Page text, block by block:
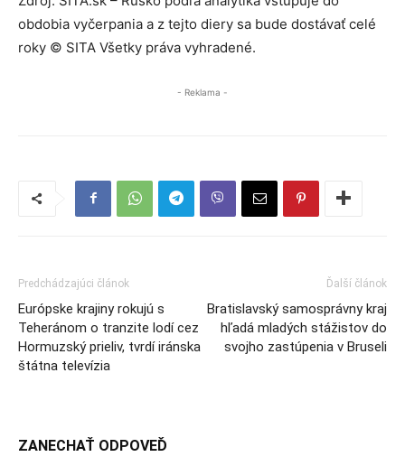
obdobia vyčerpania a z tejto diery sa bude dostávať celé
roky © SITA Všetky práva vyhradené.
- Reklama -
Predchádzajúci článok
Európske krajiny rokujú s
Teheránom o tranzite lodí cez
Hormuzský prieliv, tvrdí iránska
štátna televízia
Ďalší článok
Bratislavský samosprávny kraj
hľadá mladých stážistov do
svojho zastúpenia v Bruseli
ZANECHAŤ ODPOVEĎ